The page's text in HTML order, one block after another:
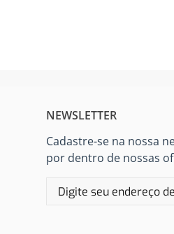
NEWSLETTER
Cadastre-se na nossa
por dentro de nossas